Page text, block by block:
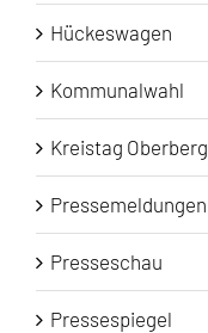
Hückeswagen
Kommunalwahl
Kreistag Oberberg
Pressemeldungen
Presseschau
Pressespiegel